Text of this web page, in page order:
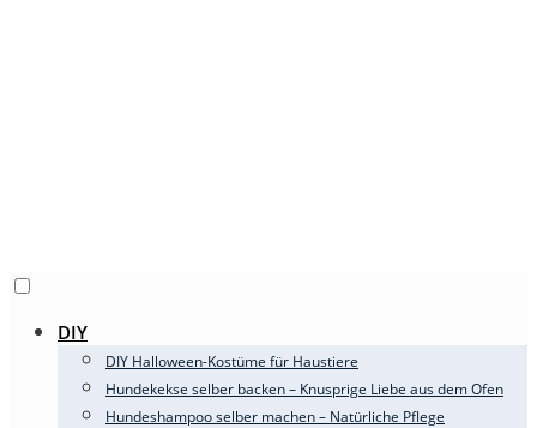
DIY
DIY Halloween-Kostüme für Haustiere
Hundekekse selber backen – Knusprige Liebe aus dem Ofen
Hundeshampoo selber machen – Natürliche Pflege